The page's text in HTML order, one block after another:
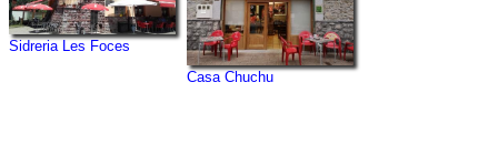
Sidreria Les Foces
Casa Chuchu